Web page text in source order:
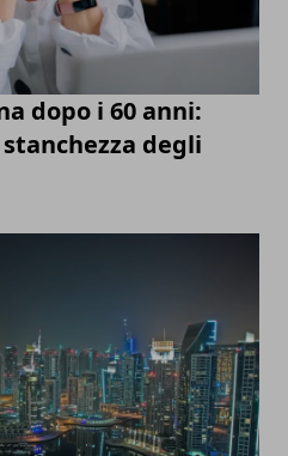
dopo i 60 anni:
degli